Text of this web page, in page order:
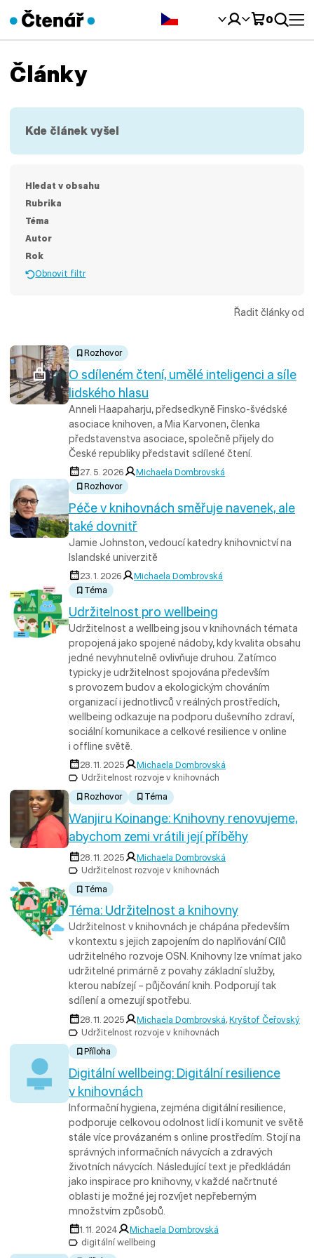
0
Články
Kde článek vyšel
Hledat v obsahu
Rubrika
Téma
Autor
Rok
Obnovit filtr
Řadit články od
Rozhovor
O sdíleném čtení, umělé inteligenci a síle
lidského hlasu
Anneli Haapaharju, předsedkyně Finsko-švédské
asociace knihoven, a Mia Karvonen, členka
představenstva asociace, společně přijely do
České republiky představit sdílené čtení.
27. 5. 2026
Michaela Dombrovská
Rozhovor
Péče v knihovnách směřuje navenek, ale
také dovnitř
Jamie Johnston, vedoucí katedry knihovnictví na
Islandské univerzitě
23. 1. 2026
Michaela Dombrovská
Téma
Udržitelnost pro wellbeing
Udržitelnost a wellbeing jsou v knihovnách témata
propojená jako spojené nádoby, kdy kvalita obsahu
jedné nevyhnutelně ovlivňuje druhou. Zatímco
typicky je udržitelnost spojována především
s provozem budov a ekologickým chováním
organizací i jednotlivců v reálných prostředích,
wellbeing odkazuje na podporu duševního zdraví,
sociální komunikace a celkové resilience v online
i offline světě.
28. 11. 2025
Michaela Dombrovská
Udržitelnost rozvoje v knihovnách
Rozhovor
Téma
Wanjiru Koinange: Knihovny renovujeme,
abychom zemi vrátili její příběhy
28. 11. 2025
Michaela Dombrovská
Udržitelnost rozvoje v knihovnách
Téma
Téma: Udržitelnost a knihovny
Udržitelnost v knihovnách je chápána především
v kontextu s jejich zapojením do naplňování Cílů
udržitelného rozvoje OSN. Knihovny lze vnímat jako
udržitelné primárně z povahy základní služby,
kterou nabízejí – půjčování knih. Podporují tak
sdílení a omezují spotřebu.
28. 11. 2025 Michaela Dombrovská,Kryštof Čeřovský
Udržitelnost rozvoje v knihovnách
Příloha
Digitální wellbeing: Digitální resilience
v knihovnách
Informační hygiena, zejména digitální resilience,
podporuje celkovou odolnost lidí i komunit ve světě
stále více provázaném s online prostředím. Stojí na
správných informačních návycích a zdravých
životních návycích. Následující text je předkládán
jako inspirace pro knihovny, v každé načrtnuté
oblasti je možné jej rozvíjet nepřeberným
množstvím způsobů.
1. 11. 2024
Michaela Dombrovská
digitální wellbeing